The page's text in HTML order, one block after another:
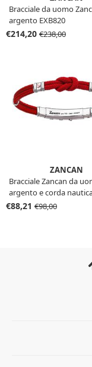
Bracciale da uomo
argento EXB820
€214,20 €238,00
ZANCAN
Bracciale Zancan da
argento e corda
475MR-RO
€88,21 €98,00